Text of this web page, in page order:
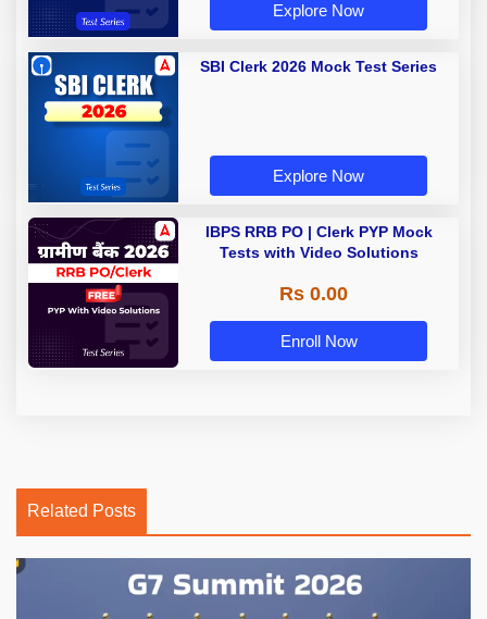
Explore Now
SBI Clerk 2026 Mock Test Series
Explore Now
IBPS RRB PO | Clerk PYP Mock
Tests with Video Solutions
Rs 0.00
Enroll Now
Related Posts